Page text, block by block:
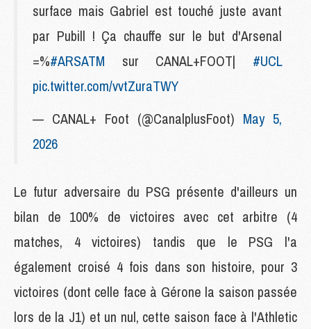
surface mais Gabriel est touché juste avant
par Pubill ! Ça chauffe sur le but d'Arsenal
=%#ARSATM sur CANAL+FOOT| #UCL
pic.twitter.com/vvtZuraTWY
— CANAL+ Foot (@CanalplusFoot) May 5,
2026
Le futur adversaire du PSG présente d'ailleurs un
bilan de 100% de victoires avec cet arbitre (4
matches, 4 victoires) tandis que le PSG l'a
également croisé 4 fois dans son histoire, pour 3
victoires (dont celle face à Gérone la saison passée
lors de la J1) et un nul, cette saison face à l'Athletic